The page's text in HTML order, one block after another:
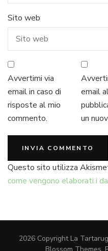
Sito web
Avvertimi via
email in caso di
risposte al mio
commento.
email
un
Questo sito utilizza
come vengono elaborati i
2026 Copyright La